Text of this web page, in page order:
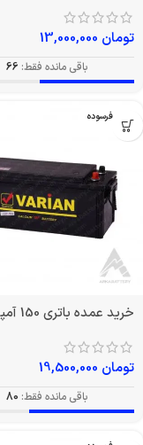
تومان
باقی مانده فقط: 66
بدون فرسوده
خرید عمده باتری 150 آمپر واریان
تومان
باقی مانده فقط: 80